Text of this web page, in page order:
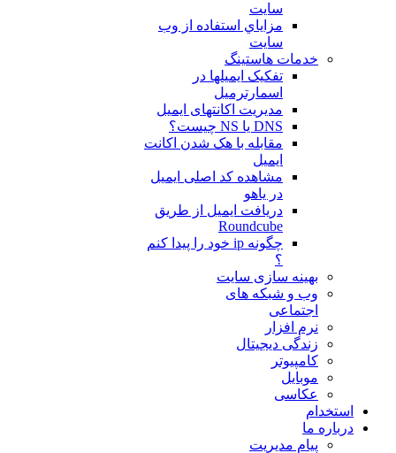
سایت
مزاياي استفاده از وب
سايت
خدمات هاستینگ
تفکیک ایمیلها در
اسمارترمیل
مدیریت اکانتهای ایمیل
DNS یا NS چیست؟
مقابله با هک شدن اکانت
ایمیل
مشاهده کد اصلی ایمیل
در یاهو
دریافت ایمیل از طریق
Roundcube
چگونه ip خود را پیدا کنم
؟
بهینه سازی سایت
وب و شبکه های
اجتماعی
نرم افزار
زندگی دیجیتال
کامپیوتر
موبایل
عکاسی
استخدام
درباره ما
پیام مدیریت